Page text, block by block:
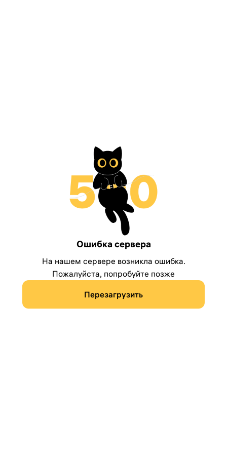
Ошибка сервера
На нашем сервере возникла ошибка.
Пожалуйста, попробуйте позже
Перезагрузить